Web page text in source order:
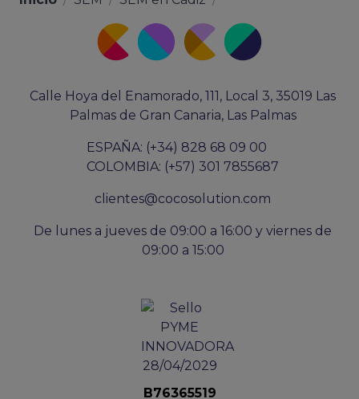
Calle Hoya del Enamorado, 111, Local 3, 35019 Las
Palmas de Gran Canaria, Las Palmas
ESPAÑA: (+34) 828 68 09 00
COLOMBIA: (+57) 301 7855687
clientes@cocosolution.com
De lunes a jueves de 09:00 a 16:00 y viernes de
09:00 a 15:00
B76365519